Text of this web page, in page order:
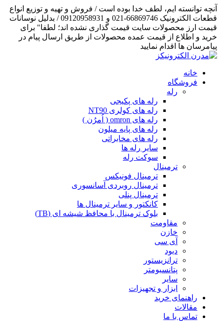
آنچه توانسته ایم، لطف خدا بوده است / فروش و تهیه و توزیع انواع
قطعات الکترونیک 66869746-021 و 09120958931 / بدلیل نوسانات
قیمت ارز محصولات سایت قیمت گذاری نشده اند؛ لطفا" برای
خرید و اطلاع از قیمت عمده محصولات از طریق ارسال پیام در
پیامرسان ها اقدام نمایید
خانه
فروشگاه
رله
رله های پکیجی
رله های کولری NT90
رله های omron ( اُمرُن )
رله های پایه میلون
رله های مخابراتی
سایر رله ها
سوکت رله
ترمینال
ترمینال فونیکس
ترمینال روبردی آسانسوری
ترمینال پنلی
کانکتور و سایر ترمینال ها
بلوک ترمینال با محافظ شیشه ای (TB)
مقاومت
خازن
آی سی
دیود
ترانزیستور
پتانسیومتر
سایر
ابزار و تجهیزات
راهنمای خرید
مقالات
تماس با ما